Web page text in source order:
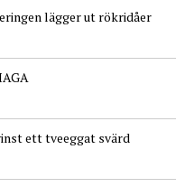
lägger ut rökridåer
ett tveeggat svärd